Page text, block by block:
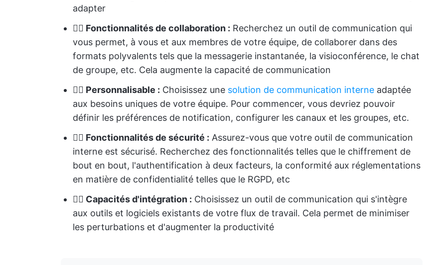
adapter
👉🏻 Fonctionnalités de collaboration : Recherchez un outil de communication qui
vous permet, à vous et aux membres de votre équipe, de collaborer dans des
formats polyvalents tels que la messagerie instantanée, la visioconférence, le chat
de groupe, etc. Cela augmente la capacité de communication
👉🏻 Personnalisable : Choisissez une solution de communication interne adaptée
aux besoins uniques de votre équipe. Pour commencer, vous devriez pouvoir
définir les préférences de notification, configurer les canaux et les groupes, etc.
👉🏻 Fonctionnalités de sécurité : Assurez-vous que votre outil de communication
interne est sécurisé. Recherchez des fonctionnalités telles que le chiffrement de
bout en bout, l'authentification à deux facteurs, la conformité aux réglementations
en matière de confidentialité telles que le RGPD, etc
👉🏻 Capacités d'intégration : Choisissez un outil de communication qui s'intègre
aux outils et logiciels existants de votre flux de travail. Cela permet de minimiser
les perturbations et d'augmenter la productivité